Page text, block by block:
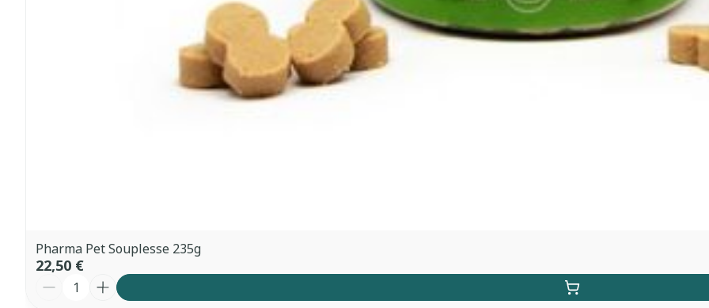
Pharma Pet Souplesse 235g
22,50 €
Quantité